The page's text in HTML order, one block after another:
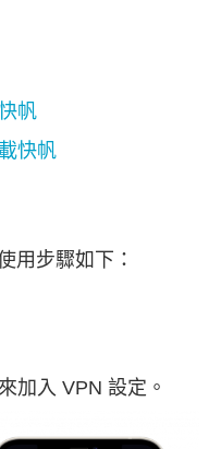
帆
快帆
用步驟如下：
加入 VPN 設定。